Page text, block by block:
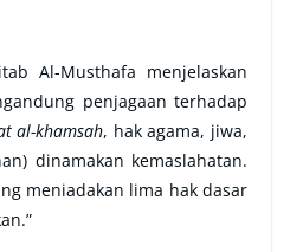
Al-Musthafa menjelaskan
penjagaan terhadap
al-khamsah, hak agama, jiwa,
dinamakan kemaslahatan.
meniadakan lima hak dasar